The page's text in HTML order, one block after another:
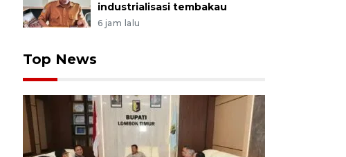
industrialisasi tembakau
6 jam lalu
Top News